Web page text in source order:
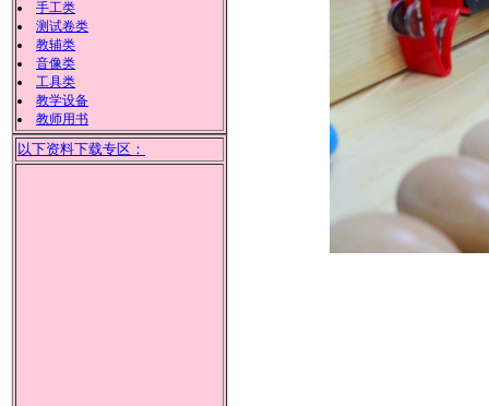
手工类
测试卷类
教辅类
音像类
工具类
教学设备
教师用书
以下资料下载专区：